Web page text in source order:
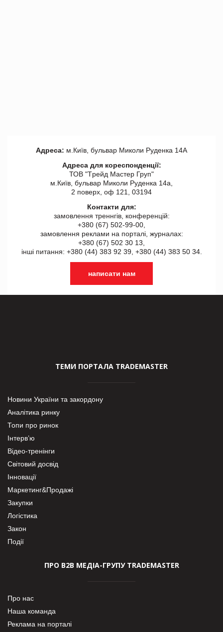
Адреса: м.Київ, бульвар Миколи Руденка 14А
Адреса для кореспонденції:
ТОВ "Tрейд Мастер Груп"
м.Київ, бульвар Миколи Руденка 14а,
2 поверх, оф 121, 03194
Контакти для:
замовлення треннгів, конференцій:
+380 (67) 502-99-00,
замовлення реклами на порталі, журналах:
+380 (67) 502 30 13,
інші питання: +380 (44) 383 92 39, +380 (44) 383 50 34.
написати нам
ТЕМИ ПОРТАЛА TRADEMASTER
Новини України та закордону
Аналітика ринку
Топи про ринок
Інтерв’ю
Відео-тренінги
Світовий досвід
Інновації
Маркетинг&Продажі
Закупки
Логістика
Закон
Події
ПРО В2В МЕДІА-ГРУПУ TRADEMASTER
Про нас
Наша команда
Реклама на порталі